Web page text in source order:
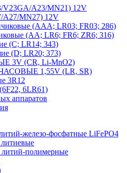
V23GA/A23/MN21) 12V
A27/MN27) 12V
(AAA; LR03; FR03; 286)
(AA; LR6; FR6; ZR6; 316)
(C; LR14; 343)
(D; LR20; 373)
3V (CR, Li-MnO2)
ЧАСОВЫЕ 1,55V (LR, SR)
3R12
6LR61)
аппаратов
железо-фосфатные LiFePO4
полимерные